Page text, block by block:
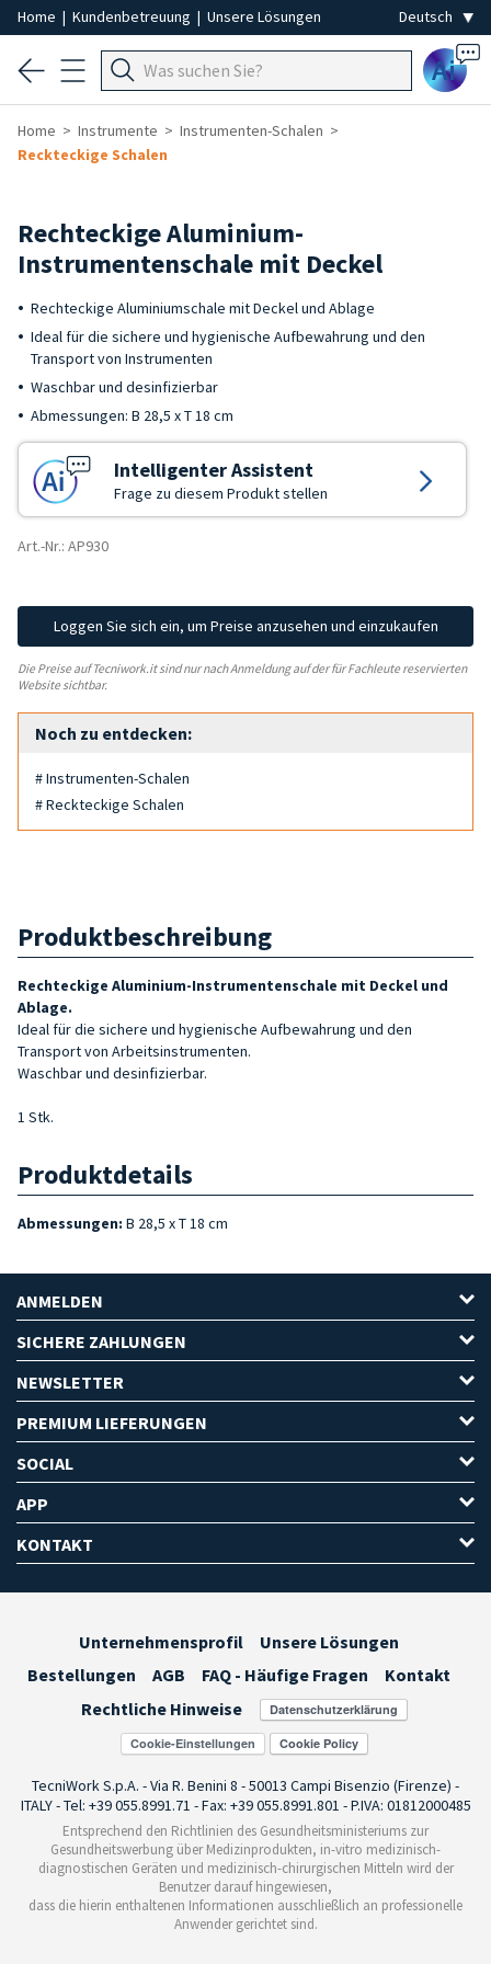
Home | Kundenbetreuung | Unsere Lösungen
Ai
Home Instrumente
Instrumenten-Schalen
Reckteckige Schalen
Rechteckige Aluminium-
Instrumentenschale mit Deckel
Rechteckige Aluminiumschale mit Deckel und Ablage
Ideal für die sichere und hygienische Aufbewahrung und den
Transport von Instrumenten
Waschbar und desinfizierbar
Abmessungen: B 28,5 x T 18 cm
Intelligenter Assistent
Frage zu diesem Produkt stellen
Art.-Nr.: AP930
Loggen Sie sich ein, um Preise anzusehen und einzukaufen
Die Preise auf Tecniwork.it sind nur nach Anmeldung auf der für Fachleute reservierten
Website sichtbar.
Noch zu entdecken:
# Instrumenten-Schalen
# Reckteckige Schalen
Produktbeschreibung
Rechteckige Aluminium-Instrumentenschale mit Deckel und
Ablage.
Ideal für die sichere und hygienische Aufbewahrung und den
Transport von Arbeitsinstrumenten.
Waschbar und desinfizierbar.
1 Stk.
Produktdetails
Abmessungen: B 28,5 x T 18 cm
ANMELDEN
SICHERE ZAHLUNGEN
NEWSLETTER
PREMIUM LIEFERUNGEN
SOCIAL
APP
KONTAKT
Unternehmensprofil
Unsere Lösungen
Bestellungen
AGB FAQ - Häufige Fragen
Kontakt
Rechtliche Hinweise
Cookie-Einstellungen
TecniWork S.p.A. - Via R. Benini 8 - 50013 Campi Bisenzio (Firenze) -
ITALY - Tel: +39 055.8991.71 - Fax: +39 055.8991.801 - P.IVA: 01812000485
Entsprechend den Richtlinien des Gesundheitsministeriums zur
Gesundheitswerbung über Medizinprodukten, in-vitro medizinisch-
diagnostischen Geräten und medizinisch-chirurgischen Mitteln wird der
Benutzer darauf hingewiesen,
dass die hierin enthaltenen Informationen ausschließlich an professionelle
Anwender gerichtet sind.